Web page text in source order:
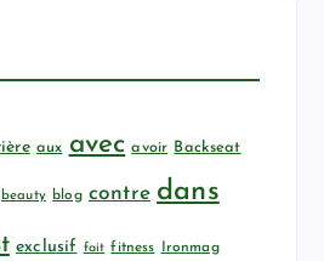
aux avec avoir Backseat
beauty blog contre dans
exclusif fait fitness Ironmag